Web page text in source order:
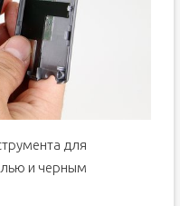
для
и черным